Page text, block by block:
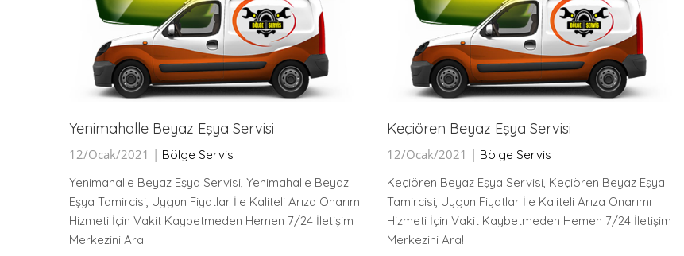
Yenimahalle Beyaz Eşya Servisi
12/Ocak/2021 | Bölge Servis
Yenimahalle Beyaz Eşya Servisi, Yenimahalle Beyaz
Eşya Tamircisi, Uygun Fiyatlar İle Kaliteli Arıza Onarımı
Hizmeti İçin Vakit Kaybetmeden Hemen 7/24 İletişim
Merkezini Ara!
Keçiören Beyaz Eşya Servisi
12/Ocak/2021 | Bölge Servis
Keçiören Beyaz Eşya Servisi, Keçiören Beyaz Eşya
Tamircisi, Uygun Fiyatlar İle Kaliteli Arıza Onarımı
Hizmeti İçin Vakit Kaybetmeden Hemen 7/24 İletişim
Merkezini Ara!